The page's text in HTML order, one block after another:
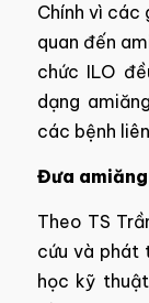
Chính vì các
quan đến
chức ILO
dạng
các bệnh
Đưa
Theo TS
cứu và phát
học kỹ